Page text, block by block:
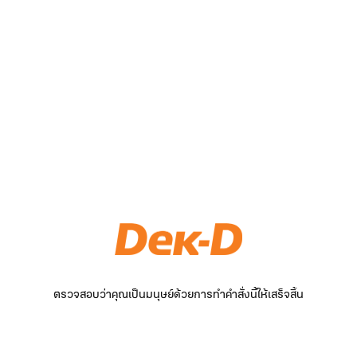
ตรวจสอบว่าคุณเป็นมนุษย์ด้วยการทำคำสั่งนี้ให้เสร็จสิ้น